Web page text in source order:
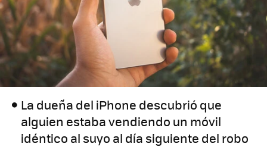
La dueña del iPhone descubrió que
alguien estaba vendiendo un móvil
idéntico al suyo al día siguiente del robo